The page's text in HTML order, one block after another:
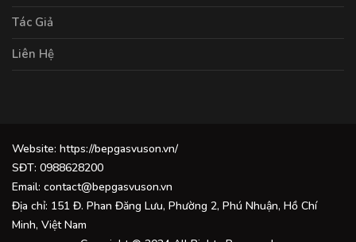
Tác Giả
Liên Hệ
Website: https://bepgasvuson.vn/
SĐT: 0988628200
Email: contact@bepgasvuson.vn
Địa chỉ: 151 Đ. Phan Đăng Lưu, Phường 2, Phú Nhuận, Hồ Chí
Minh, Việt Nam